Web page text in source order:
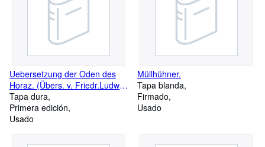
Uebersetzung der Oden des
Horaz. (Übers. v. Friedr.Ludw.
Graf zu Solms-Tecklenburg).
Tapa dura
Primera edición
Usado
Müllhühner.
Tapa blanda
Firmado
Usado